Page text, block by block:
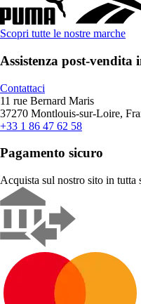
Scopri tutte le nostre marche
Assistenza post-vendita
Contattaci
11 rue Bernard Maris
37270 Montlouis-sur-Loire,
+33 1 86 47 62 58
Pagamento sicuro
Acquista sul nostro sito in tutta